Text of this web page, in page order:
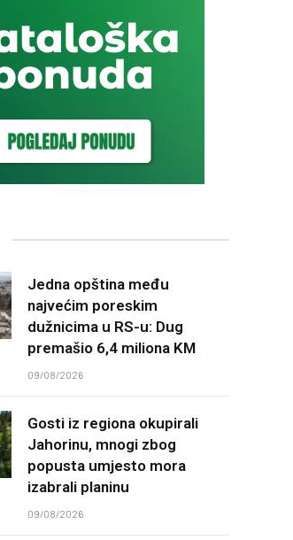
Jedna opština među
najvećim poreskim
dužnicima u RS-u: Dug
premašio 6,4 miliona KM
09/08/2026
Gosti iz regiona okupirali
Jahorinu, mnogi zbog
popusta umjesto mora
izabrali planinu
09/08/2026